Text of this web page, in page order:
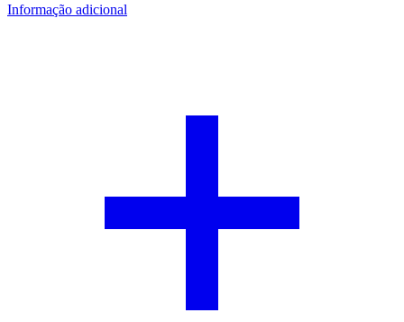
Informação adicional